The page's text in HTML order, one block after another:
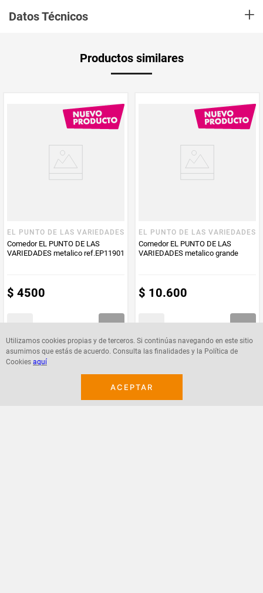
Utilizamos cookies propias y de terceros. Si continúas navegando en este sitio
asumimos que estás de acuerdo. Consulta las finalidades y la Política de
Cookies aquí
ACEPTAR
Datos Técnicos +
Productos similares
EL PUNTO DE LAS VARIEDADES
Comedor EL PUNTO DE LAS
VARIEDADES metalico ref.EP11901
$ 4500
EL PUNTO DE LAS VARIEDADES
Comedor EL PUNTO DE LAS
VARIEDADES metalico grande
$ 10.600